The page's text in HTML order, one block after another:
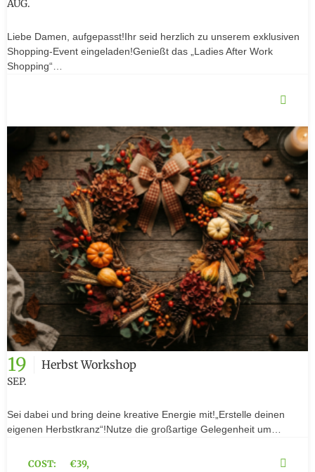
AUG.
Liebe Damen, aufgepasst!Ihr seid herzlich zu unserem exklusiven
Shopping-Event eingeladen!Genießt das „Ladies After Work
Shopping“…
19
SEP.
Herbst Workshop
Sei dabei und bring deine kreative Energie mit!„Erstelle deinen
eigenen Herbstkranz“!Nutze die großartige Gelegenheit um…
COST: €39,